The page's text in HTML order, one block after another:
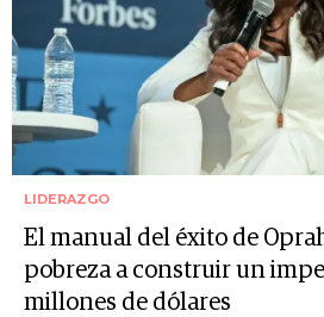
LIDERAZGO
El manual del éxito de
pobreza a construir un
millones de dólares